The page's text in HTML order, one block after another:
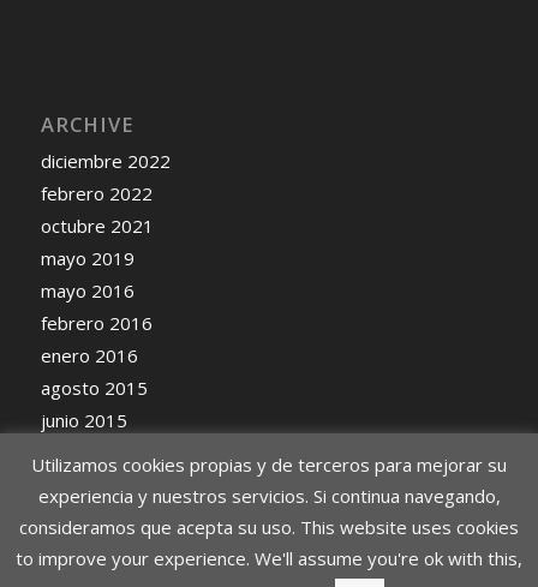
ARCHIVE
diciembre 2022
febrero 2022
octubre 2021
mayo 2019
mayo 2016
febrero 2016
enero 2016
agosto 2015
junio 2015
Utilizamos cookies propias y de terceros para mejorar su
experiencia y nuestros servicios. Si continua navegando,
consideramos que acepta su uso. This website uses cookies
to improve your experience. We'll assume you're ok with this,